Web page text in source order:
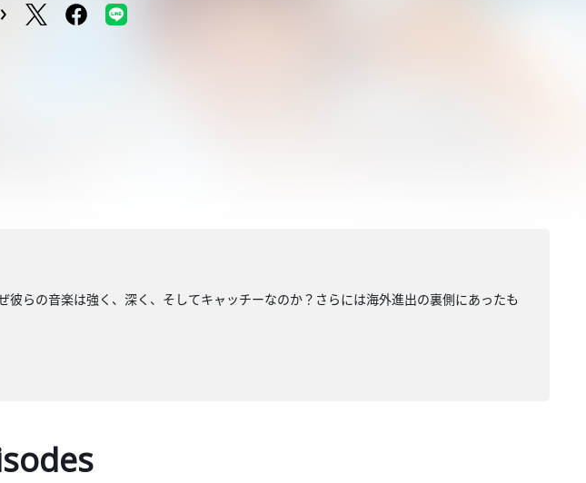
らの音楽は強く、深く、そしてキャッチーなのか？さらには海外進出の裏側にあったも